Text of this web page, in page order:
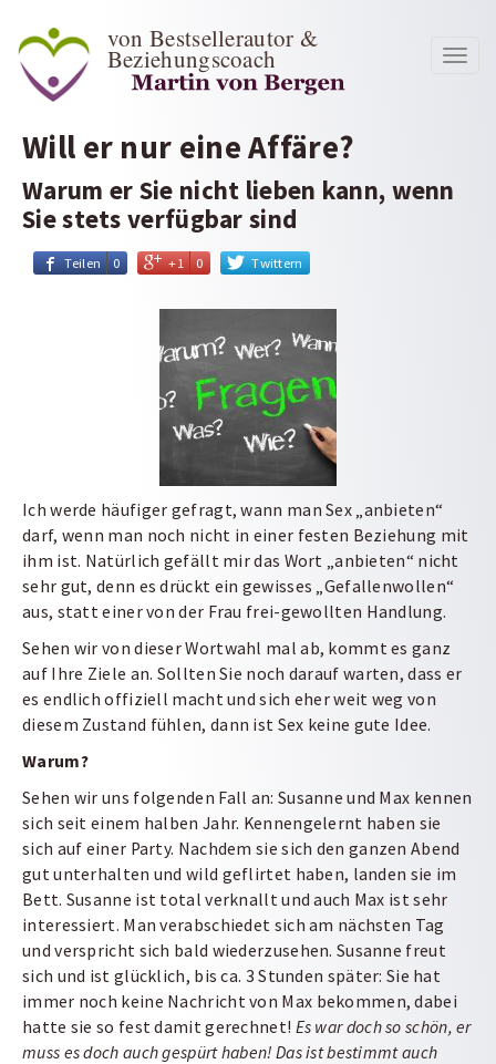
von Bestsellerautor &
Beziehungscoach
Will er nur eine Affäre?
Warum er Sie nicht lieben kann, wenn
Sie stets verfügbar sind
Teilen 0 +1 0 Twittern
Ich werde häufiger gefragt, wann man Sex „anbieten“
darf, wenn man noch nicht in einer festen Beziehung mit
ihm ist. Natürlich gefällt mir das Wort „anbieten“ nicht
sehr gut, denn es drückt ein gewisses „Gefallenwollen“
aus, statt einer von der Frau frei-gewollten Handlung.
Sehen wir von dieser Wortwahl mal ab, kommt es ganz
auf Ihre Ziele an. Sollten Sie noch darauf warten, dass er
es endlich offiziell macht und sich eher weit weg von
diesem Zustand fühlen, dann ist Sex keine gute Idee.
Warum?
Sehen wir uns folgenden Fall an: Susanne und Max kennen
sich seit einem halben Jahr. Kennengelernt haben sie
sich auf einer Party. Nachdem sie sich den ganzen Abend
gut unterhalten und wild geflirtet haben, landen sie im
Bett. Susanne ist total verknallt und auch Max ist sehr
interessiert. Man verabschiedet sich am nächsten Tag
und verspricht sich bald wiederzusehen. Susanne freut
sich und ist glücklich, bis ca. 3 Stunden später: Sie hat
immer noch keine Nachricht von Max bekommen, dabei
hatte sie so fest damit gerechnet! Es war doch so schön, er
muss es doch auch gespürt haben! Das ist bestimmt auch